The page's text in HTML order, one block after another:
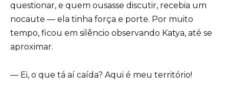
questionar, e quem ousasse discutir, recebia um
nocaute — ela tinha força e porte. Por muito
tempo, ficou em silêncio observando Katya, até se
aproximar.
— Ei, o que tá aí caída? Aqui é meu território!